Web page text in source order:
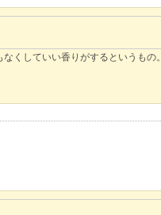
くしていい香りがするというもの。